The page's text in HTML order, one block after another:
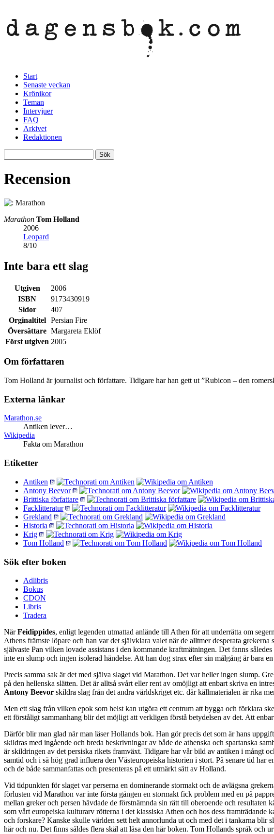
Start
Senaste veckan
Krönikor
Teman
Intervjuer
FAQ
Arkivet
Redaktionen
Recension
Marathon Tom Holland
2006
Leopard
8/10
Inte bara ett slag
Utgiven
2006
ISBN
9173430919
Sidor
407
Orginaltitel
Persian Fire
Översättare Margareta Eklöf
Först utgiven 2005
Om författaren
Tom Holland är journalist och författare. Tidigare har han gett ut ”Rubicon – den
Externa länkar
Marathon.se
Antiken lever…
Wikipedia
Fakta om Marathon
Etiketter
Antiken
Antony Beevor
Brittiska författare
Facklitteratur
Grekland
Historia
Krig
Tom Holland
Sök efter boken
Adlibris
Bokus
CDON
Libris
Tradera
NärFeidippides, enligt legenden utmattad anlände till Athen för att underrätta om
Athens främste löpare och han var det självklara valet när de alltmer desperata grekerna
självaste Pan vilken lovade assistans i den kommande kraftmätningen. Det fanns
inte en slump och ingen isolerad händelse. Att han dog strax efter sin målgång är bara
Precis samma sak är det med själva slaget vid Marathon. Det var heller ingen slump.
på den hellenska slätten. Det är alltså svårt eller rent av omöjligt att enbart skriva en
Antony Beevor skildra slag från det andra världskriget etc. där källmaterialen är rika
Men ett slag från vilken epok som helst kan utgöra ett centrum att bygga och förklara
ett förståligt sammanhang blir det möjligt att verkligen förstå betydelsen av det. Att
Därför blir man glad när man läser Hollands bok. Han gör precis det som är hans
skildras med ingående och breda beskrivningar av både de athenska och spartanska
är skildringen av det persiska rikets framväxt. Tidigare har vår bild av antiken i mångt
samtid och i så hög grad influera den Västeuropeiska historien i stort. På senare tid har
och de både sammanfattas och presenteras på ett utmärkt sätt av Holland.
Vid tidpunkten för slaget var perserna en dominerande stormakt och de avlägsna
förlusten vid Marathon var inte första gången en stormakt fick problem med en på
mellan greker och persen hävdade de förstnämnda sin rätt till oberoende och
som vårt europeiska kulturarv rötterna i det klassiska Athen och hos dess
och forskare? Kanske skulle världen sett helt annorlunda ut och med det i tankarna
här och nu. Det finns såldes flera skäl att läsa den här boken. Tom Hollands språk och